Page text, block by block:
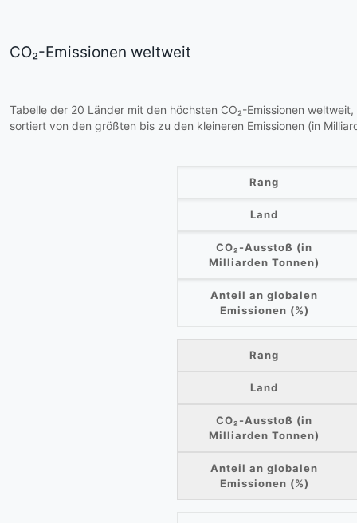
CO₂-Emissionen weltweit
Tabelle der 20 Länder mit den höchsten CO₂-Emissionen weltweit,
sortiert von den größten bis zu den kleineren Emissionen (in